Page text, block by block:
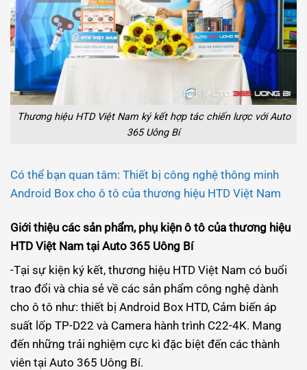
Thương hiệu HTD Việt Nam ký kết hợp tác chiến lược với Auto
365 Uông Bí
Có thể bạn quan tâm: Thiết bị công nghệ thông minh
Android Box cho ô tô của thương hiệu HTD Việt Nam
Giới thiệu các sản phẩm, phụ kiện ô tô của thương hiệu
HTD Việt Nam tại Auto 365 Uông Bí
-Tại sự kiện ký kết, thương hiệu HTD Việt Nam có buổi
trao đổi và chia sẻ về các sản phẩm công nghệ dành
cho ô tô như: thiết bị Android Box HTD, Cảm biến áp
suất lốp TP-D22 và Camera hành trình C22-4K. Mang
đến những trải nghiệm cực kì đặc biệt đến các thành
viên tại Auto 365 Uông Bí.